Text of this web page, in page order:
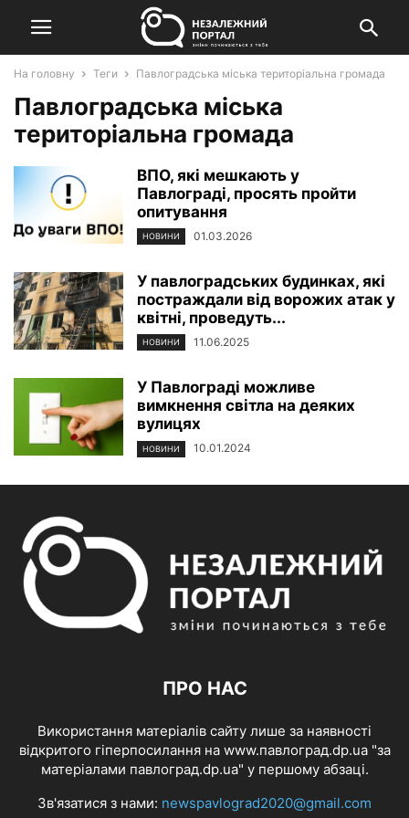
На головну Теги Павлоградська міська територіальна громада
Павлоградська міська
територіальна громада
ВПО, які мешкають у
Павлограді, просять пройти
опитування
НОВИНИ 01.03.2026
У павлоградських будинках, які
постраждали від ворожих атак у
квітні, проведуть...
НОВИНИ 11.06.2025
У Павлограді можливе
вимкнення світла на деяких
вулицях
НОВИНИ 10.01.2024
ПРО НАС
Використання матеріалів сайту лише за наявності
відкритого гіперпосилання на www.павлоград.dp.ua "за
матеріалами павлоград.dp.ua" у першому абзаці.
Зв'язатися з нами: newspavlograd2020@gmail.com